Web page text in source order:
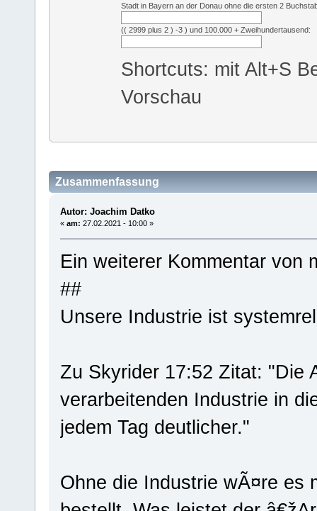
Stadt in Bayern an der Donau ohne die ersten 2
(( 2999 plus 2 ) -3 ) und 100.000 + Zweihundertausend:
Shortcuts: mit Alt+S
Vorschau
Zusammenfassung
Autor: Joachim Datko
« am: 27.02.2021 - 10:00 »
Ein weiterer Kommentar von
##
Unsere Industrie ist
Zu Skyrider 17:52 Zitat: "Die
verarbeitenden Industrie in
jedem Tag deutlicher."
Ohne die Industrie wÃ¤re es